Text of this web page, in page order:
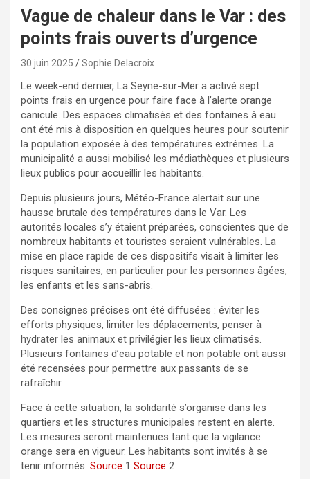
Vague de chaleur dans le Var : des
points frais ouverts d’urgence
30 juin 2025 Sophie Delacroix
Le week-end dernier, La Seyne-sur-Mer a activé sept
points frais en urgence pour faire face à l’alerte orange
canicule. Des espaces climatisés et des fontaines à eau
ont été mis à disposition en quelques heures pour soutenir
la population exposée à des températures extrêmes. La
municipalité a aussi mobilisé les médiathèques et plusieurs
lieux publics pour accueillir les habitants.
Depuis plusieurs jours, Météo-France alertait sur une
hausse brutale des températures dans le Var. Les
autorités locales s’y étaient préparées, conscientes que de
nombreux habitants et touristes seraient vulnérables. La
mise en place rapide de ces dispositifs visait à limiter les
risques sanitaires, en particulier pour les personnes âgées,
les enfants et les sans-abris.
Des consignes précises ont été diffusées : éviter les
efforts physiques, limiter les déplacements, penser à
hydrater les animaux et privilégier les lieux climatisés.
Plusieurs fontaines d’eau potable et non potable ont aussi
été recensées pour permettre aux passants de se
rafraîchir.
Face à cette situation, la solidarité s’organise dans les
quartiers et les structures municipales restent en alerte.
Les mesures seront maintenues tant que la vigilance
orange sera en vigueur. Les habitants sont invités à se
tenir informés. Source 1 Source 2